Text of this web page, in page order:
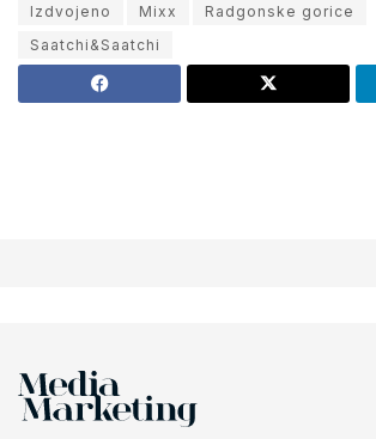
Izdvojeno
Mixx
Radgonske gorice
Saatchi&Saatchi